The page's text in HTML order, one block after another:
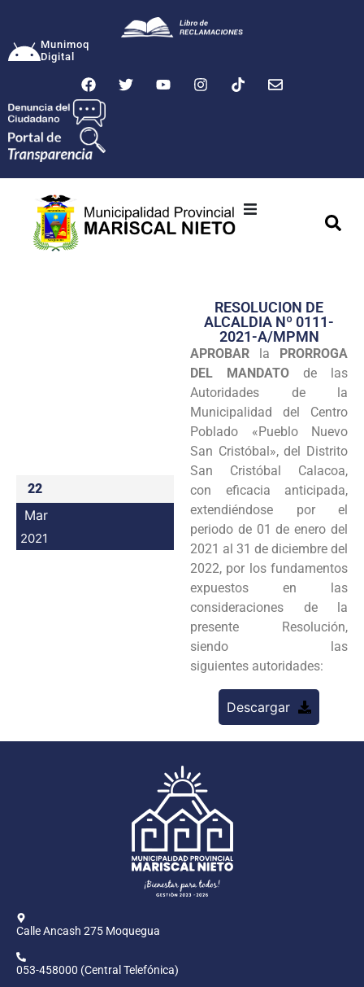
Munimoq
Digital
Transparencia
Seguridad
Programas
Intranet
22
Mar
2021
RESOLUCION DE
ALCALDIA Nº 0111-
2021-A/MPMN
APROBAR la PRORROGA
DEL MANDATO de las
Autoridades de la
Municipalidad del Centro
Poblado «Pueblo Nuevo
San Cristóbal», del Distrito
San Cristóbal Calacoa,
con eficacia anticipada,
extendiéndose por el
periodo de 01 de enero del
2021 al 31 de diciembre del
2022, por los fundamentos
expuestos en las
consideraciones de la
presente Resolución,
siendo las
siguientes autoridades:
Descargar
Calle Ancash 275 Moquegua
053-458000 (Central Telefónica)